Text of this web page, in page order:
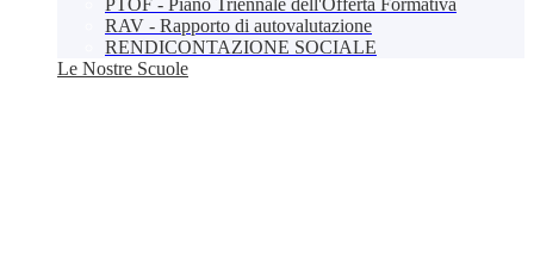
PTOF - Piano Triennale dell'Offerta Formativa
RAV - Rapporto di autovalutazione
RENDICONTAZIONE SOCIALE
Le Nostre Scuole